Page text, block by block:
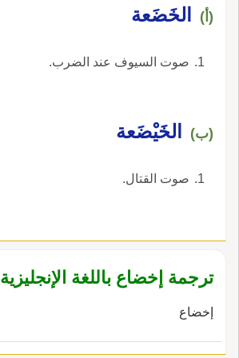
(أ) الخَضَعة
صوت السيوف عند الضرب.
(ب) الخَيْضَعة
صوت القتال.
ترجمة إخضاع باللغة الإنجليزية
إخضاع